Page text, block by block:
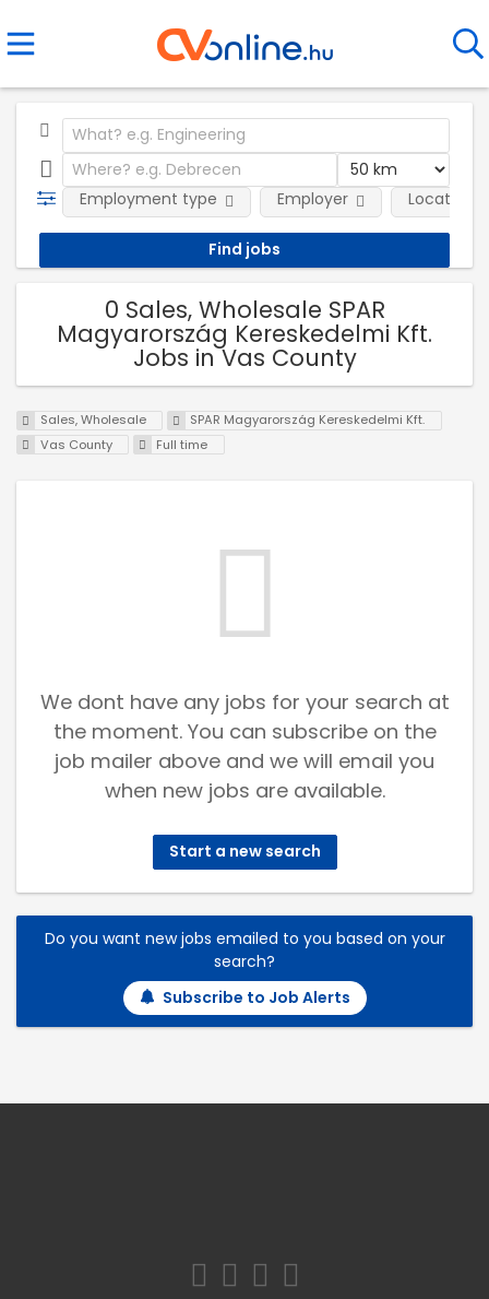
Employment type Employer Location
0 Sales, Wholesale SPAR
Magyarország Kereskedelmi Kft.
Jobs in Vas County
Sales, Wholesale
SPAR Magyarország Kereskedelmi Kft.
Vas County
Full time
We dont have any jobs for your search at
the moment. You can subscribe on the
job mailer above and we will email you
when new jobs are available.
Start a new search
Do you want new jobs emailed to you based on your
search?
Subscribe to Job Alerts